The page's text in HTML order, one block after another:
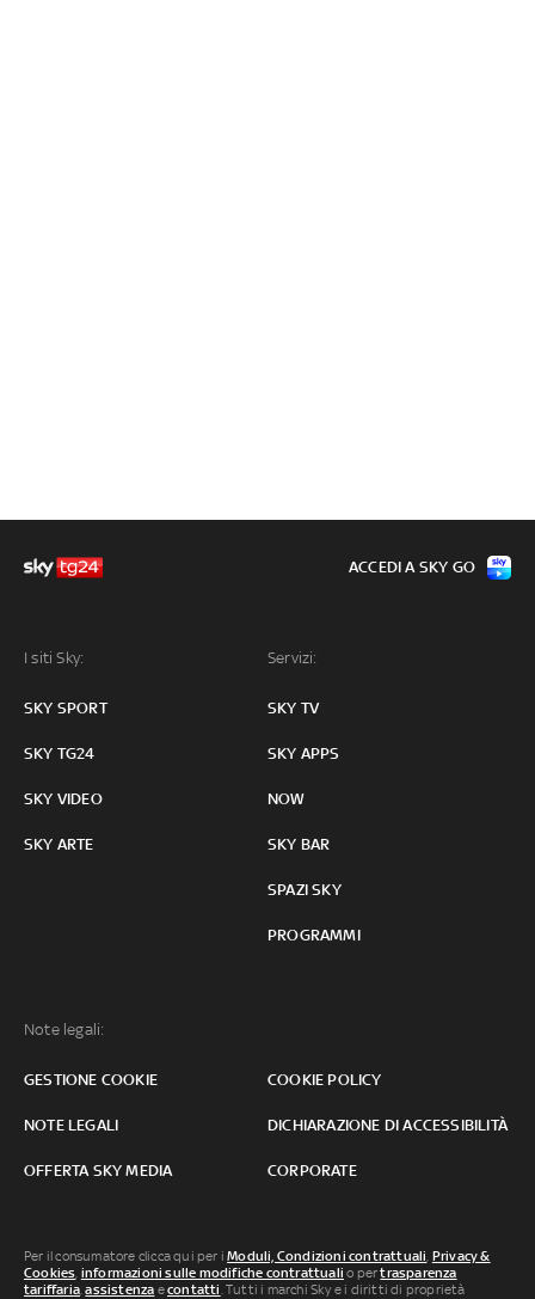
I siti Sky:
SKY SPORT
SKY TG24
SKY VIDEO
SKY ARTE
Servizi:
SKY TV
SKY APPS
NOW
SKY BAR
SPAZI SKY
PROGRAMMI
Note legali:
GESTIONE COOKIE COOKIE POLICY
NOTE LEGALI DICHIARAZIONE DI ACCESSIBILITÀ
OFFERTA SKY MEDIA CORPORATE
ACCEDI A SKY GO
Per il consumatore clicca qui per iModuli, Condizioni contrattuali, Privacy &
Cookies, informazioni sulle modifiche contrattuali o pertrasparenza
tariffaria,assistenza econtatti. Tutti i marchi Sky e i diritti di proprietà